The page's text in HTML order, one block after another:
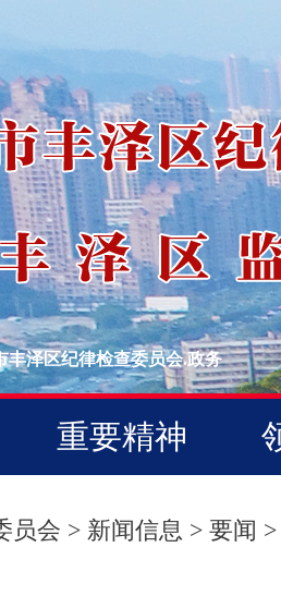
丰泽区纪律检查委员会.政务
重要精神
图片新闻
员会 > 新闻信息 > 要闻 >